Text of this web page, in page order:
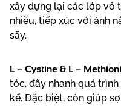
xây dựng lại các lớp vỏ
nhiều, tiếp xúc với ánh
sấy.
L – Cystine & L –
tóc, đẩy nhanh quá
kể. Đặc biệt, còn giúp